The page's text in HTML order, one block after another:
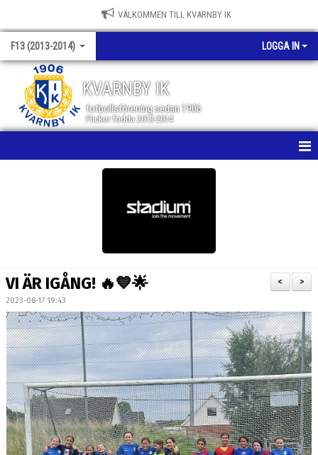
VÄLKOMMEN TILL KVARNBY IK
F13 (2013-2014) LOGGA IN
KVARNBY IK
fotbollsförening sedan 1906
Flickor födda 2013-2014
TRUPPEN
BILDGALLERI
DOKUMENT
KONTAKT
>
<
VI ÄR IGÅNG! 🔥💙🌟
2023-08-17 19:43